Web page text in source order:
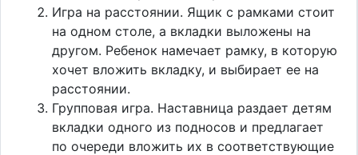
Игра на расстоянии. Ящик с рамками стоит
на одном столе, а вкладки выложены на
другом. Ребенок намечает рамку, в которую
хочет вложить вкладку, и выбирает ее на
расстоянии.
Групповая игра. Наставница раздает детям
вкладки одного из подносов и предлагает
по очереди вложить их в соответствующие